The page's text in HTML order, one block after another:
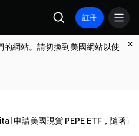
註冊
網站。請切換到美國網站以使
申請美國現貨 PEPE ETF，隨著迷